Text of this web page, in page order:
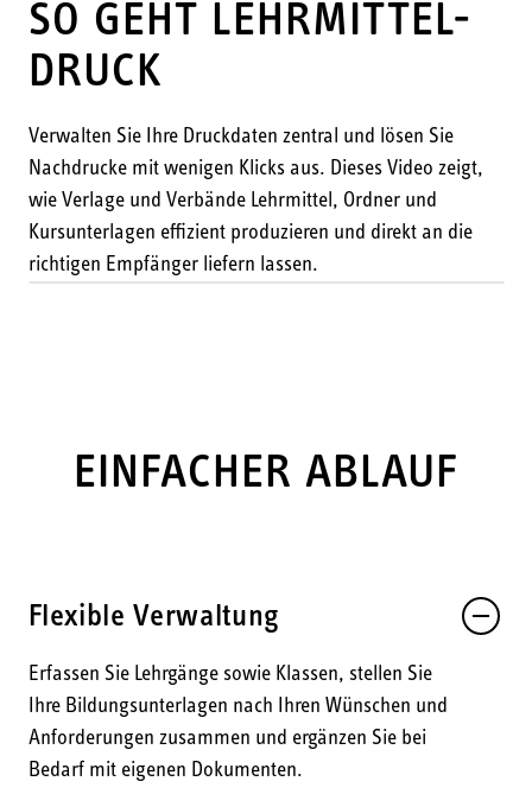
SO GEHT LEHRMITTEL-
DRUCK
Verwalten Sie Ihre Druckdaten zentral und lösen Sie
Nachdrucke mit wenigen Klicks aus. Dieses Video zeigt,
wie Verlage und Verbände Lehrmittel, Ordner und
Kursunterlagen effizient produzieren und direkt an die
richtigen Empfänger liefern lassen.
EINFACHER ABLAUF
Flexible Verwaltung
Erfassen Sie Lehrgänge sowie Klassen, stellen Sie
Ihre Bildungsunterlagen nach Ihren Wünschen und
Anforderungen zusammen und ergänzen Sie bei
Bedarf mit eigenen Dokumenten.